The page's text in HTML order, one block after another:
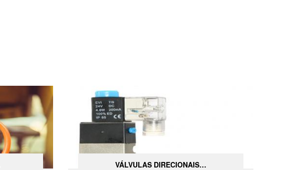
VÁLVULAS DIRECIONAIS…